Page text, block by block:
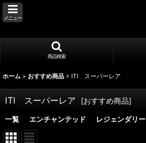
メニュー
商品検索
ホーム > おすすめ商品 > ITI スーパーレア
ITI スーパーレア [おすすめ商品]
一覧 エンチャンテッド レジェンダリー